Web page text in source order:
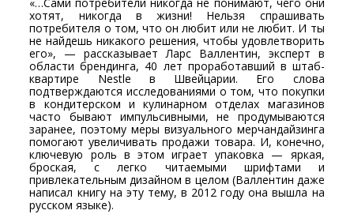
«…Сами потребители никогда не понимают, чего они
хотят, никогда в жизни! Нельзя спрашивать
потребителя о том, что он любит или не любит. И ты
не найдешь никакого решения, чтобы удовлетворить
его», — рассказывает Ларс Валлентин, эксперт в
области брендинга, 40 лет проработавший в штаб-
квартире Nestle в Швейцарии. Его слова
подтверждаются исследованиями о том, что покупки
в кондитерском и кулинарном отделах магазинов
часто бывают импульсивными, не продумываются
заранее, поэтому меры визуального мерчандайзинга
помогают увеличивать продажи товара. И, конечно,
ключевую роль в этом играет упаковка — яркая,
броская, с легко читаемыми шрифтами и
привлекательным дизайном в целом (Валлентин даже
написал книгу на эту тему, в 2012 году она вышла на
русском языке).